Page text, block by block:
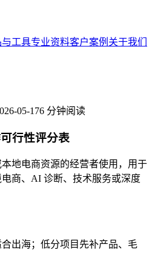
与工具专业资料客户案例 关于我们
05-176 分钟阅读
行性评分表
地电商资源的经营者使用，用于
商、AI 诊断、技术服务或深度
出海；低分项目先补产品、毛